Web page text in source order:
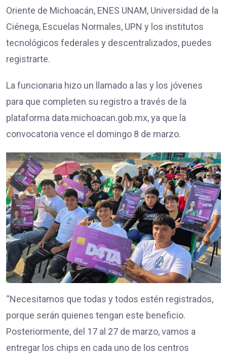
Oriente de Michoacán, ENES UNAM, Universidad de la
Ciénega, Escuelas Normales, UPN y los institutos
tecnológicos federales y descentralizados, puedes
registrarte.
La funcionaria hizo un llamado a las y los jóvenes
para que completen su registro a través de la
plataforma data.michoacan.gob.mx, ya que la
convocatoria vence el domingo 8 de marzo.
“Necesitamos que todas y todos estén registrados,
porque serán quienes tengan este beneficio.
Posteriormente, del 17 al 27 de marzo, vamos a
entregar los chips en cada uno de los centros